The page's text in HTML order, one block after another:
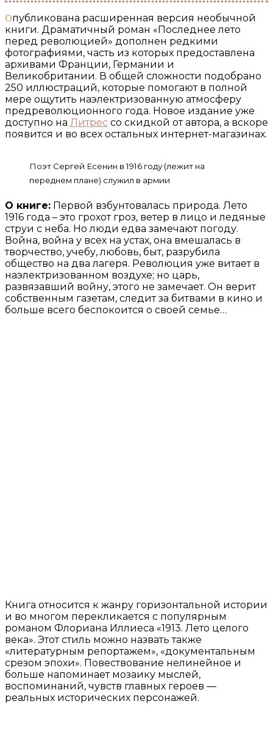
Опубликована расширенная версия необычной
книги. Драматичный роман «Последнее лето
перед революцией» дополнен редкими
фотографиями, часть из которых предоставлена
архивами Франции, Германии и
Великобритании. В общей сложности подобрано
250 иллюстраций, которые помогают в полной
мере ощутить наэлектризованную атмосферу
предреволюционного года. Новое издание уже
доступно на Литрес со скидкой от автора, а вскоре
появится и во всех остальных интернет-магазинах.
Поэт Сергей Есенин в 1916 году (лежит на
переднем плане) служил в армии
О книге: Первой взбунтовалась природа. Лето
1916 года – это грохот гроз, ветер в лицо и ледяные
струи с неба. Но люди едва замечают погоду.
Война, война у всех на устах, она вмешалась в
творчество, учебу, любовь, быт, разрубила
общество на два лагеря. Революция уже витает в
наэлектризованном воздухе; но царь,
развязавший войну, этого не замечает. Он верит
собственным газетам, следит за битвами в кино и
больше всего беспокоится о своей семье…
Книга относится к жанру горизонтальной истории
и во многом перекликается с популярным
романом Флориана Иллиеса «1913. Лето целого
века». Этот стиль можно назвать также
«литературным репортажем», «документальным
срезом эпохи». Повествование нелинейное и
больше напоминает мозаику мыслей,
воспоминаний, чувств главных героев —
реальных исторических персонажей.